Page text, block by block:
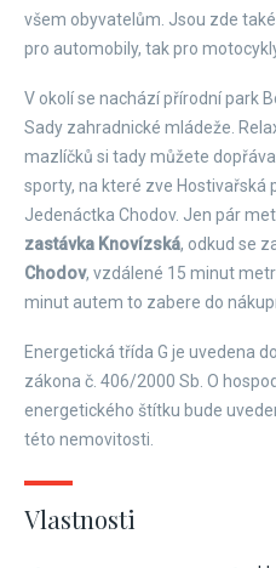
všem obyvatelům. Jsou zde
pro automobily, tak pro
V okolí se nachází přírodní park
Sady zahradnické mládeže.
mazlíčků si tady můžete
sporty, na které zve Hostivařská
Jedenáctka Chodov. Jen pár
zastávka Knovízská, odkud se
Chodov, vzdálené 15 minut
minut autem to zabere do
Energetická třída G je uvedena
zákona č. 406/2000 Sb. O
energetického štítku bude
této nemovitosti.
Vlastnosti